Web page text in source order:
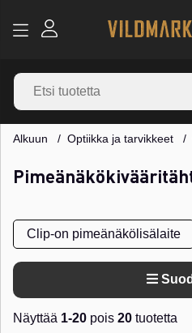
Alkuun Optiikka ja tarvikkeet
Clip-on pimeänäkölisälaite
Näyttää 1-20 pois 20 tuotetta